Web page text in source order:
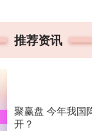
推荐资讯
聚赢盘 今年我国
开？